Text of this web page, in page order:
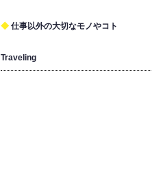
仕事以外の大切なモノやコト
Traveling